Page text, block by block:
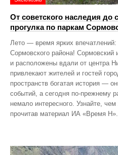
От советского наследия
прогулка по паркам
Лето — время ярких впечатлений:
Сормовского района! Сормовский
и расположены вдали от центра
привлекают жителей и гостей
пространств богатая история —
событий, а сегодня по‑прежнему
немало интересного. Узнайте,
прочитав материал ИА «Время Н».